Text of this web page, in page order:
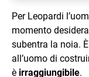
Per Leopardi
momento
subentra la noia.
all’uomo di
è irraggiungibile.